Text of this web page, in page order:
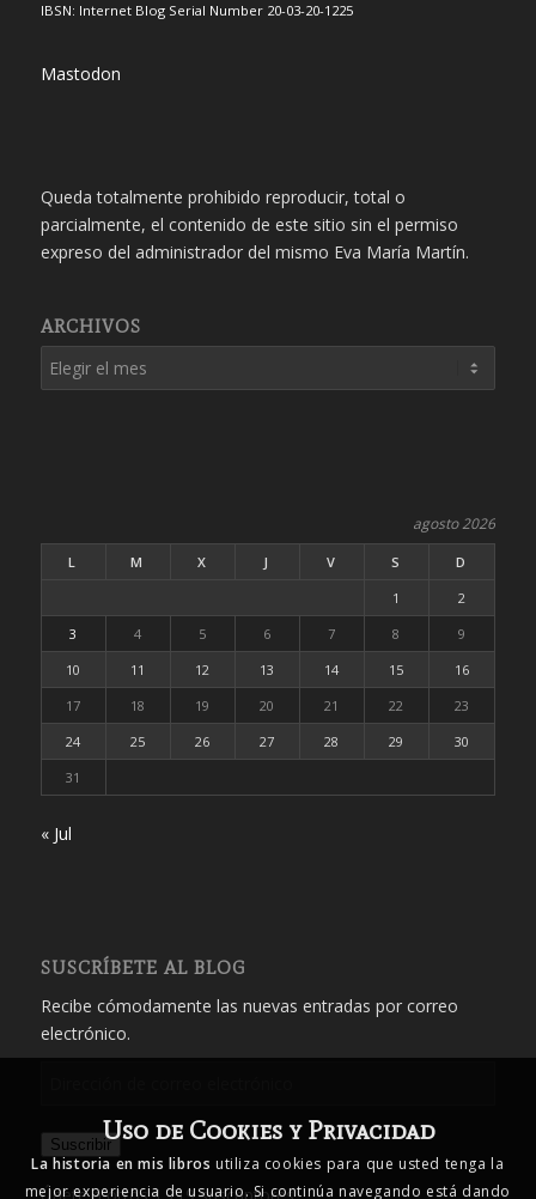
IBSN: Internet Blog Serial Number 20-03-20-1225
Mastodon
Queda totalmente prohibido reproducir, total o
parcialmente, el contenido de este sitio sin el permiso
expreso del administrador del mismo Eva María Martín.
ARCHIVOS
agosto 2026
L M X J V S
D
1
2
3
4 5 6 7 8
9
10
11 12 13 14 15
16
17
18 19 20 21 22
23
24
25 26 27 28 29
30
31
« Jul
SUSCRÍBETE AL BLOG
Recibe cómodamente las nuevas entradas por correo
electrónico.
correo
electrónico
SuscribirUso de Cookies y Privacidad
La historia en mis libros utiliza cookies para que usted tenga la
mejor experiencia de usuario. Si continúa navegando está dando